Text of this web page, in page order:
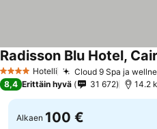
4 Tähtiluokitus
Hotelli Cloud 9 Spa ja
Radisson Blu Hotel,
8,4 Erittäin hyvä 31 672 14.2
Alkaen 100 €